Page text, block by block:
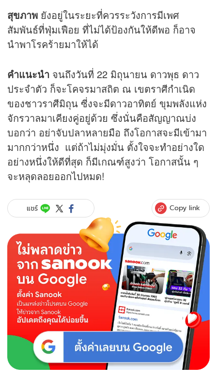
สุขภาพ ยังอยู่ในระยะที่ควรระวังการมีเพศ
สัมพันธ์ที่ฟุ่มเฟือย ที่ไม่ได้ป้องกันให้ดีพอ ก็อาจ
นำพาโรคร้ายมาให้ได้
คำแนะนำ จนถึงวันที่ 22 มิถุนายน ดาวพุธ ดาว
ประจำตัว ก็จะโคจรมาสถิต ณ เขตราศีกำเนิด
ของชาวราศีมิถุน ซี่งจะมีดาวอาทิตย์ ขุมพลังแห่ง
จักรวาลมาเคียงคู่อยู่ด้วย ซึ่งนั่นคือสัญญาณบ่ง
บอกว่า อย่าจับปลาหลายมือ ถึงโอกาสจะมีเข้ามา
มากกว่าหนึ่ง แต่ถ้าไม่มุ่งมั่น ตั้งใจจะทำอย่างใด
อย่างหนึ่งให้ดีที่สุด ก็มีเกณฑ์สูงว่า โอกาสนั้น ๆ
จะหลุดลอยออกไปหมด!
แชร์ Copy link